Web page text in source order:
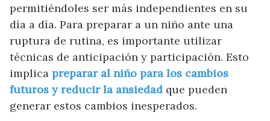
permitiéndoles ser más independientes en su
día a día. Para preparar a un niño ante una
ruptura de rutina, es importante utilizar
técnicas de anticipación y participación. Esto
implica preparar al niño para los cambios
futuros y reducir la ansiedad que pueden
generar estos cambios inesperados.